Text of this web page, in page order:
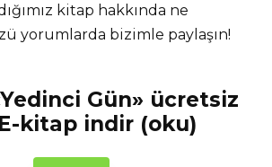
kitap hakkında ne
yorumlarda bizimle paylaşın!
Gün» ücretsiz
kitap indir (oku)